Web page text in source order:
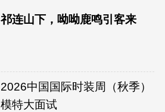
祁连山下，呦呦鹿鸣引客来
2026中国国际时装周（秋季）
模特大面试